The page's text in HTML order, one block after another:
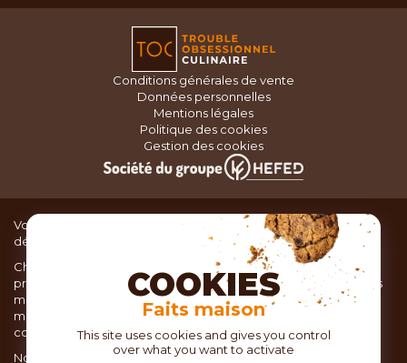
Conditions générales de vente
Données personnelles
Mentions légales
Politique des cookies
Gestion des cookies
Vous recherchez du matériel de cuisine pour concocter de
délicieux plats ou des pâtisseries dignes d’un grand chef ?
Chez TOC, boutique d’ustensiles de cuisine, nous vous
proposons une large sélection de produits issus des meilleures
marques de matériel de cuisine: Ustensiles de pâtisserie,
matériel de cuisson, service de table, ustensiles de cuisine,
coutellerie, set picnic.
Nous vous réservons un accueil chaleureux au sein de nos 21
COOKIES
Faits maison
This site uses cookies and gives you control
over what you want to activate